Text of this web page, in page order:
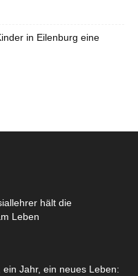
in Eilenburg eine
hält die
Leben
Jahr, ein neues Leben: